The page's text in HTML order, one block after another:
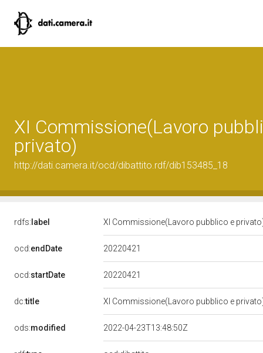
XI Commissione(Lavoro
privato)
http://dati.camera.it/ocd/dibattito.rdf/dib153485_18
rdfs: label XI Commissione(Lavoro pubblico e
ocd:endDate 20220421
ocd:startDate 20220421
dc:title XI Commissione(Lavoro pubblico e
ods:modified 2022-04-23T13:48:50Z